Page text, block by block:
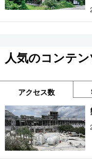
人気のコンテ
アクセス数